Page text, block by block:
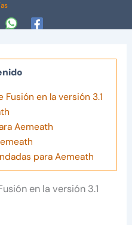
en la versión 3.1
Aemeath
para Aemeath
en la versión 3.1